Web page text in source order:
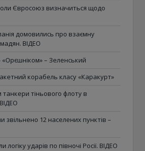
Євросоюз визначиться щодо
домовились про взаємну
ВІДЕО
«Орєшніком» – Зеленський
корабель класу «Каракурт»
танкери тіньового флоту в
звільнено 12 населених пунктів –
логіку ударів по півночі Росії. ВІДЕО